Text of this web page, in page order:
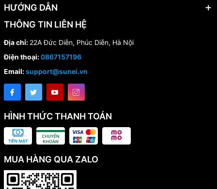
HƯỚNG DẪN
THÔNG TIN LIÊN HỆ
Địa chỉ: 22A Đức Diễn, Phúc Diễn, Hà Nội
Điện thoại:0867157196
Email:support@sunei.vn
HÌNH THỨC THANH TOÁN
MUA HÀNG QUA ZALO